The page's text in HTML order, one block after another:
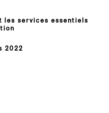
les services essentiels
2022